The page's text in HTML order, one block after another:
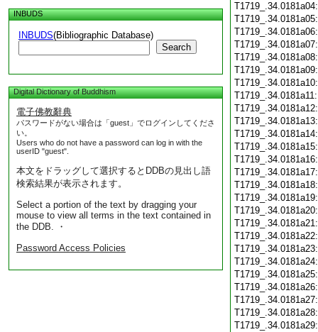
INBUDS
INBUDS(Bibliographic Database)
Search
Digital Dictionary of Buddhism
電子佛教辭典
パスワードがない場合は「guest」でログインしてくださ
い。
Users who do not have a password can log in with the
userID "guest".
本文をドラッグして選択するとDDBの見出し語
検索結果が表示されます。
Select a portion of the text by dragging your
mouse to view all terms in the text contained in
the DDB. ・
Password Access Policies